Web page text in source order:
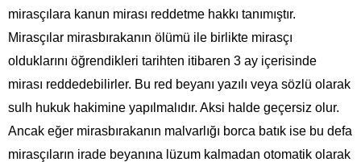
mirasçılara kanun mirası reddetme hakkı tanımıştır.
Mirasçılar mirasbırakanın ölümü ile birlikte mirasçı
olduklarını öğrendikleri tarihten itibaren 3 ay içerisinde
mirası reddedebilirler. Bu red beyanı yazılı veya sözlü olarak
sulh hukuk hakimine yapılmalıdır. Aksi halde geçersiz olur.
Ancak eğer mirasbırakanın malvarlığı borca batık ise bu defa
mirasçıların irade beyanına lüzum kalmadan otomatik olarak